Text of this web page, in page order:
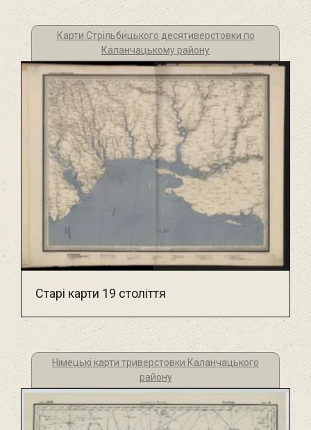
Карти Стрільбицького десятиверстовки по
Каланчацькому району
Старі карти 19 століття
Німецькі карти триверстовки Каланчацького
району